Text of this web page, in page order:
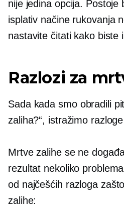
nije jedina opcija. Postoje
isplativ načine rukovanja
nastavite čitati kako biste
Razlozi za
Sada kada smo obradili
zaliha?“, istražimo
Mrtve zalihe se ne
rezultat nekoliko
od najčešćih razloga
zalihe: